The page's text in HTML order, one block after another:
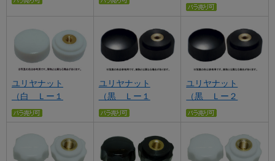
ユリヤナット
（白 Ｌー１
ユリヤナット
（黒 Ｌー１
ユリヤナット
（黒 Ｌー２